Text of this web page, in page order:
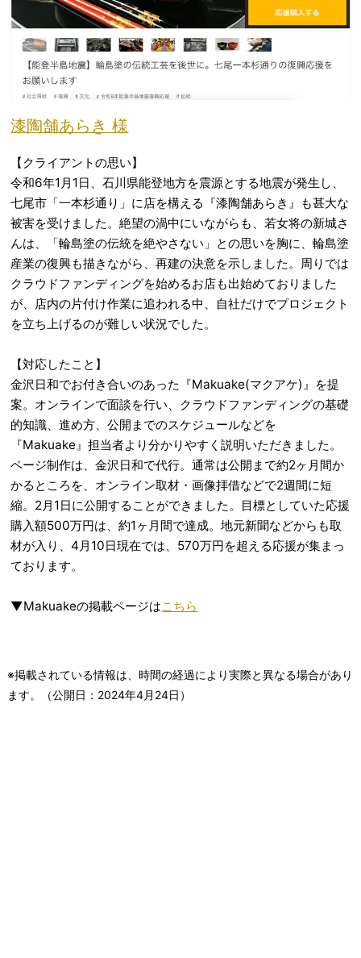
漆陶舗あらき 様
【クライアントの思い】
令和6年1月1日、石川県能登地方を震源とする地震が発生し、
七尾市「一本杉通り」に店を構える『漆陶舗あらき』も甚大な
被害を受けました。絶望の渦中にいながらも、若女将の新城さ
んは、「輪島塗の伝統を絶やさない」との思いを胸に、輪島塗
産業の復興も描きながら、再建の決意を示しました。周りでは
クラウドファンディングを始めるお店も出始めておりました
が、店内の片付け作業に追われる中、自社だけでプロジェクト
を立ち上げるのが難しい状況でした。
【対応したこと】
金沢日和でお付き合いのあった『Makuake(マクアケ)』を提
案。オンラインで面談を行い、クラウドファンディングの基礎
的知識、進め方、公開までのスケジュールなどを
『Makuake』担当者より分かりやすく説明いただきました。
ページ制作は、金沢日和で代行。通常は公開まで約2ヶ月間か
かるところを、オンライン取材・画像拝借などで2週間に短
縮。2月1日に公開することができました。目標としていた応援
購入額500万円は、約1ヶ月間で達成。地元新聞などからも取
材が入り、4月10日現在では、570万円を超える応援が集まっ
ております。
▼Makuakeの掲載ページはこちら
※掲載されている情報は、時間の経過により実際と異なる場合があり
ます。（公開日： 2024年4月24日 ）